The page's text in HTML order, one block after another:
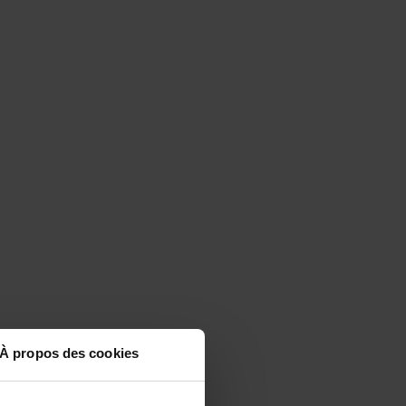
À propos des cookies